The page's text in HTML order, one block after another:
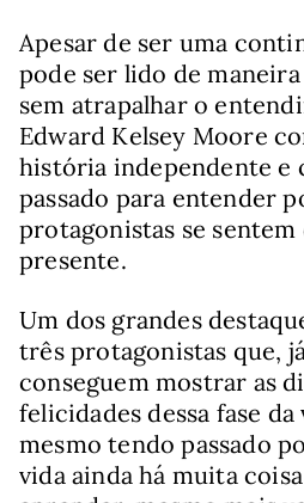
Apesar de ser uma
pode ser lido de
sem atrapalhar o
Edward Kelsey Moore
história independente e
passado para entender
protagonistas se
presente.
Um dos grandes
três protagonistas que,
conseguem mostrar as
felicidades dessa fase
mesmo tendo passado
vida ainda há muita